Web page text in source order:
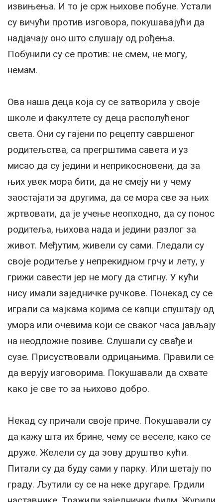
извињења. И то је срж њихове побуне. Устали
су вичући против изговора, покушавајући да
надјачају оно што слушају од рођења.
Побунили су се против: не смем, не могу,
немам.
Ова наша деца која су се затворила у своје
школе и факултете су деца располућеног
света. Они су гајени по рецепту савршеног
родитељства, са прегрштима савета и уз
мисао да су једини и неприкосновени, да за
њих увек мора бити, да не смеју ни у чему
заостајати за другима, да се мора све за њих
жртвовати, да је учење неопходно, да су понос
родитеља, њихова нада и једини разлог за
живот. Међутим, живели су сами. Гледали су
своје родитеље у непрекидном грчу и лету, у
грижи савести јер не могу да стигну. У кући
нису имали заједничке ручкове. Понекад су се
играли са мајкама којима се капци спуштају од
умора или очевима који се сваког часа јављају
на неодложне позиве. Слушали су свађе и
сузе. Присуствовали одрицањима. Правили се
да верују изговорима. Покушавали да схвате
како је све то за њихово добро.
Некад су причали своје приче. Покушавали су
да кажу шта их брине, чему се веселе, како се
друже. Желели су да зову друштво кући.
Питали су да буду сами у парку. Или шетају по
граду. Љутили су се на неке другаре. Грдили